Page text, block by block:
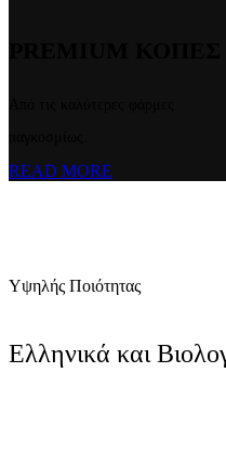
READ MORE
Υψηλής Ποιότητας
Ελληνικά και